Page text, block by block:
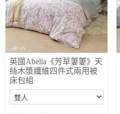
英國Abelia《芳草萋萋》天
絲木漿纖維四件式兩用被
床包組